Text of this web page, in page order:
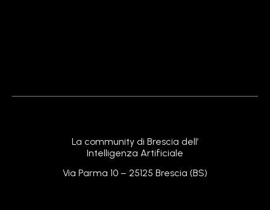
Perchance AI: Tutto Quello che Devi Sapere sul